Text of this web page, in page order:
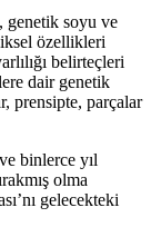
genetik soyu ve
özellikleri
belirteçleri
dair genetik
prensipte, parçalar
binlerce yıl
olma
gelecekteki